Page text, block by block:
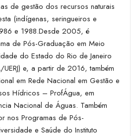
de gestão dos recursos naturais
(indígenas, seringueiros e
e 1988.Desde 2005, é
de Pós-Graduação em Meio
do Estado do Rio de Janeiro
e, a partir de 2016, também
em Rede Nacional em Gestão e
Hídricos – ProfÁgua, em
Nacional de Águas. Também
nos Programas de Pós-
e Saúde do Instituto